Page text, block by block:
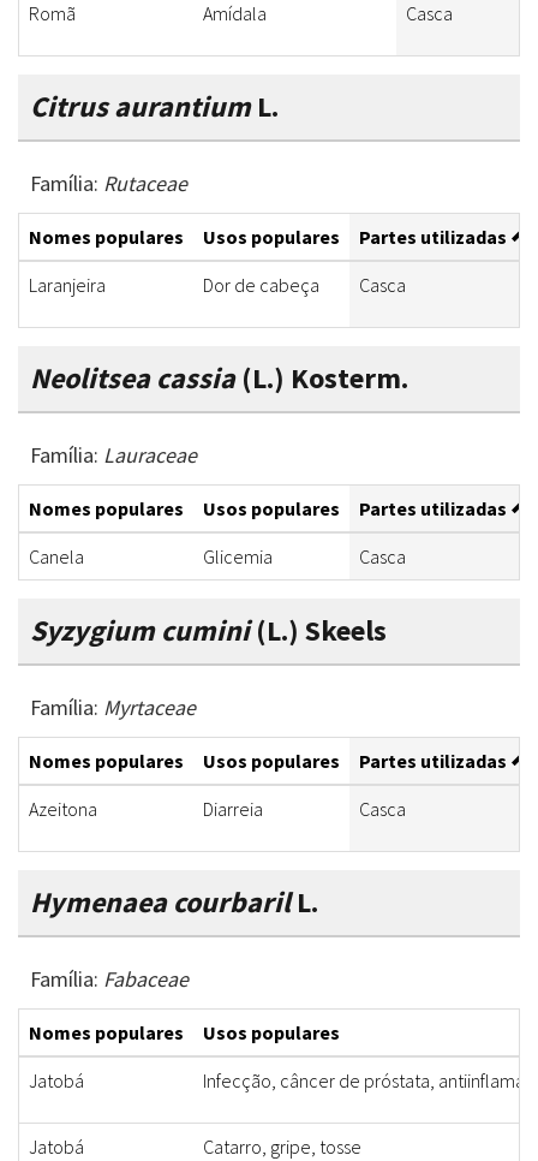
Romã Amídala Casca
Citrus aurantiumL.
Família: Rutaceae
Nomes populares Usos populares
Partes utilizadas
Laranjeira
Dor de cabeça Casca
Neolitsea cassia(L.) Kosterm.
Família: Lauraceae
Nomes populares Usos populares
Partes utilizadas
Canela
Glicemia Casca
Syzygium cumini(L.) Skeels
Família: Myrtaceae
Nomes populares Usos populares
Partes utilizadas
Azeitona
Diarreia Casca
Hymenaea courbarilL.
Família: Fabaceae
Nomes populares
Usos populares
Jatobá
Infecção, câncer de próstata,
Jatobá Catarro, gripe, tosse